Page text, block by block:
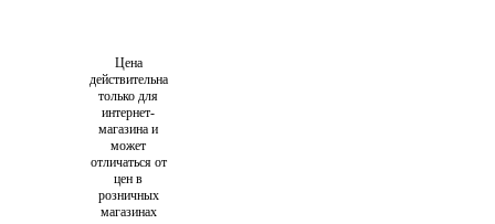
Цена
действительна
только для
интернет-
магазина и
может
отличаться от
цен в
розничных
магазинах